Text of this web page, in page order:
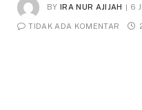
BY IRA NUR AJIJAH 6
TIDAK ADA KOMENTAR